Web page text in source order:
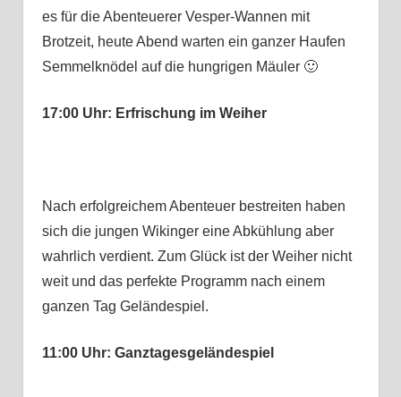
es für die Abenteuerer Vesper-Wannen mit
Brotzeit, heute Abend warten ein ganzer Haufen
Semmelknödel auf die hungrigen Mäuler 🙂
17:00 Uhr: Erfrischung im Weiher
Nach erfolgreichem Abenteuer bestreiten haben
sich die jungen Wikinger eine Abkühlung aber
wahrlich verdient. Zum Glück ist der Weiher nicht
weit und das perfekte Programm nach einem
ganzen Tag Geländespiel.
11:00 Uhr: Ganztagesgeländespiel